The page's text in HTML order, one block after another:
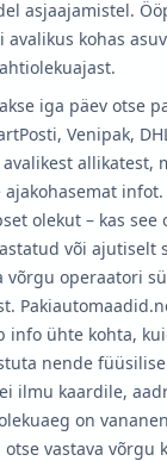
asjaajamistel.
avalikus kohas
iga päev otse
Venipak,
allikatest,
olekut – kas see
või ajutiselt
võrgu operaatori
info ühte kohta,
nende
ilmu kaardile,
on
vastava võrgu